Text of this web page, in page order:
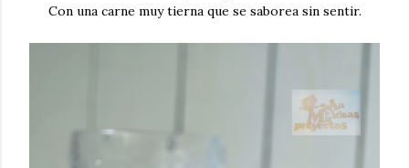
Con una carne muy tierna que se saborea sin sentir.